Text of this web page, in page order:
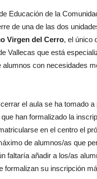
Educación de la
de una de las dos
Virgen del Cerro, el único
Vallecas que está
alumnos con necesidades
el aula se ha tomado
han formalizado la
en el centro el
de alumnos/as que
faltaría añadir a los/as
formalizan su inscripción